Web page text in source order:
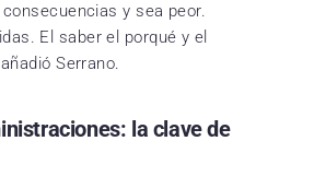
y sea peor.
El saber el porqué y el
Serrano.
la clave de